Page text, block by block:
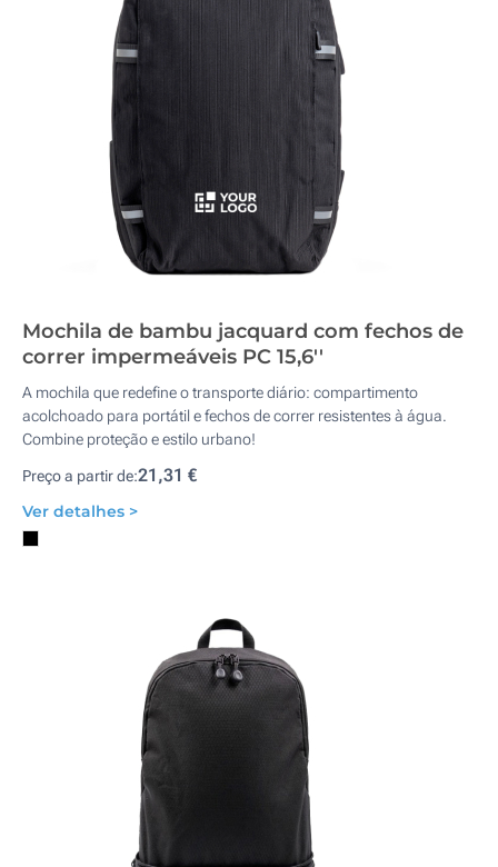
Mochila de bambu jacquard com fechos de
correr impermeáveis PC 15,6''
A mochila que redefine o transporte diário: compartimento
acolchoado para portátil e fechos de correr resistentes à água.
Combine proteção e estilo urbano!
Preço a partir de:21,31 €
Ver detalhes >